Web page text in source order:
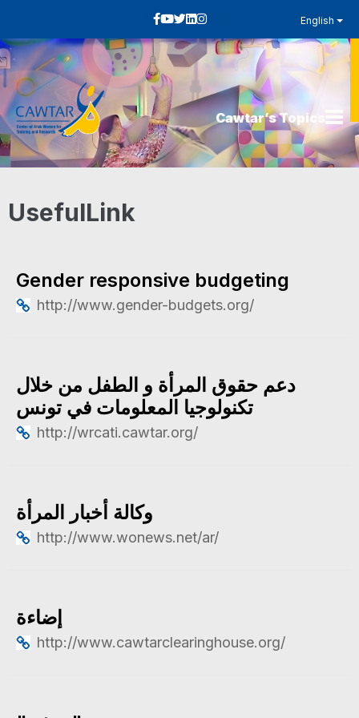
English
Cawtar’s Topics
UsefulLink
Gender responsive budgeting
http://www.gender-budgets.org/
دعم حقوق المرأة و الطفل من خلال
تكنولوجيا المعلومات في تونس
http://wrcati.cawtar.org/
وكالة أخبار المرأة
http://www.wonews.net/ar/
إضاءة
http://www.cawtarclearinghouse.org/